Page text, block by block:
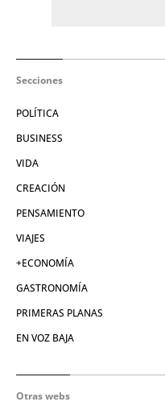
Secciones
POLÍTICA
BUSINESS
VIDA
CREACIÓN
PENSAMIENTO
VIAJES
+ECONOMÍA
GASTRONOMÍA
PRIMERAS PLANAS
EN VOZ BAJA
Otras webs